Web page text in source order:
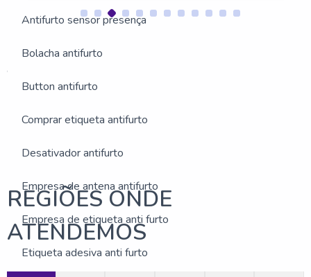
Antifurto sensor presença
Bolacha antifurto
Button antifurto
Comprar etiqueta antifurto
Desativador antifurto
Empresa de antena antifurto
Empresa de etiqueta anti furto
Etiqueta adesiva anti furto
Estas imagens foram obtidas de bancos de imagens públicas
e disponível livremente na internet
Buscas relacionadas:
Sistema antifurto lojas roupas
REGIÕES ONDE
ATENDEMOS